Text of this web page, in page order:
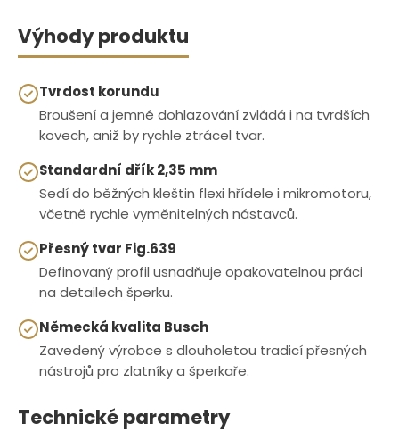
Výhody produktu
Tvrdost korundu
Broušení a jemné dohlazování zvládá i na tvrdších
kovech, aniž by rychle ztrácel tvar.
Standardní dřík 2,35 mm
Sedí do běžných kleštin flexi hřídele i mikromotoru,
včetně rychle vyměnitelných nástavců.
Přesný tvar Fig.639
Definovaný profil usnadňuje opakovatelnou práci
na detailech šperku.
Německá kvalita Busch
Zavedený výrobce s dlouholetou tradicí přesných
nástrojů pro zlatníky a šperkaře.
Technické parametry